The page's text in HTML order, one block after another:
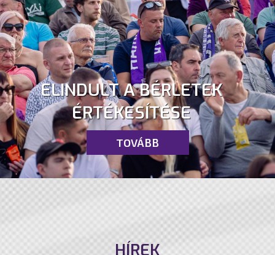
ELINDULT A BÉRLETEK
ÉRTÉKESÍTÉSE
TOVÁBB
HÍREK